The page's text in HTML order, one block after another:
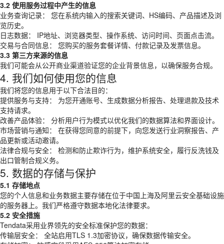
3.2 使用服务过程中产生的信息
业务查询记录： 您在系统内输入的搜索关键词、HS编码、产品描述及浏
览历史。
日志数据： IP地址、浏览器类型、操作系统、访问时间、页面点击流。
交易与合同信息： 您购买的服务套餐详情、付款记录及发票信息。
3.3 第三方来源的信息
我们可能会从公开商业渠道验证您的企业背景信息，以确保服务合规。
4. 我们如何使用您的信息
我们将您的信息用于以下合法目的：
提供服务与支持： 为您开通账号、生成数据分析报告、处理退款及技术
支持请求。
改善产品体验： 分析用户行为模式以优化我们的数据算法和界面设计。
市场营销与通知： 在获得您同意的前提下，向您发送行业洞察报告、产
品更新或活动邀请。
法律合规与安全： 检测和防止欺诈行为，维护系统安全，履行反洗钱及
出口管制合规义务。
5. 数据的存储与保护
5.1 存储地点
您的个人信息和业务数据主要存储在位于中国上海及阿里云安全基础设施
的服务器上。我们严格遵守数据本地化法律要求。
5.2 安全措施
Tendata采用业界领先的安全标准保护您的数据：
传输层安全： 全站启用TLS 1.3加密协议，确保数据传输安全。